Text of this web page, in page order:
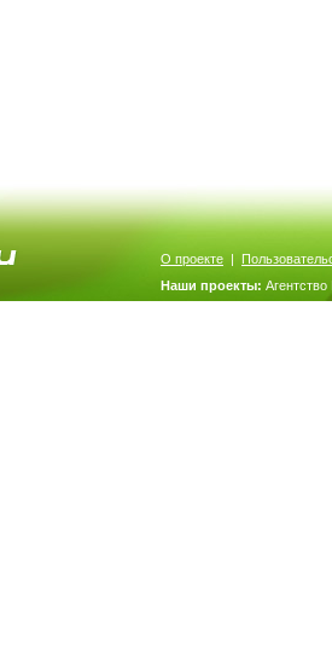
О проекте |
Наши проекты: